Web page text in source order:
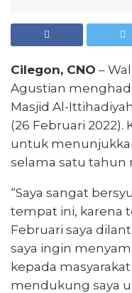
Cilegon, CNO –
Agustian
Masjid Al-
(26 Februari 2022).
untuk
selama satu tahun
“Saya sangat
tempat ini, karena
Februari saya
saya ingin
kepada
mendukung saya